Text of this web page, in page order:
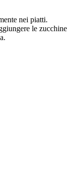
nei piatti.
le